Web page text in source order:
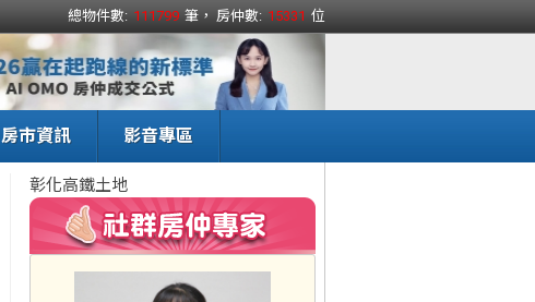
總物件數: 111799 筆， 房仲數: 15331 位
房市資訊 影音專區
彰化高鐵土地